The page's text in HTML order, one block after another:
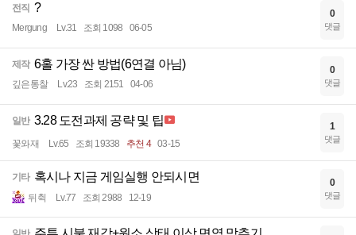
전직 ?
Mergung Lv.31 조회 1098 06-05
0
댓글
제작 6홀 가장 싼 방법(6연결 아님)
깊은통찰 Lv.23 조회 2151 04-06
0
댓글
일반 3.28 도전과제 공략 및 팁
꽃와재 Lv.65 조회 19338 추천 4 03-15
1
댓글
기타 혹시나 지금 게임실행 안되시면
뒤췩 Lv.77 조회 2988 12-19
0
댓글